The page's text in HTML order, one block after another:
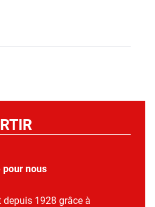
pour nous
1928 grâce à